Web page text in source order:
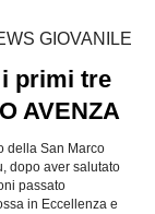
GIOVANILE
primi tre
AVENZA
della San Marco
dopo aver salutato
passato
in Eccellenza e